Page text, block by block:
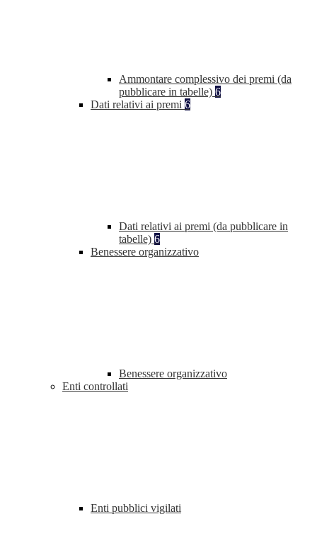
Ammontare complessivo dei premi (da
pubblicare in tabelle) 6
Dati relativi ai premi 6
Dati relativi ai premi (da pubblicare in
tabelle) 6
Benessere organizzativo
Benessere organizzativo
Enti controllati
Enti pubblici vigilati